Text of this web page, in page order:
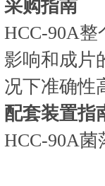
采购指南
HCC-90A
影响和成片
况下准确性
配套装置指
HCC-90A